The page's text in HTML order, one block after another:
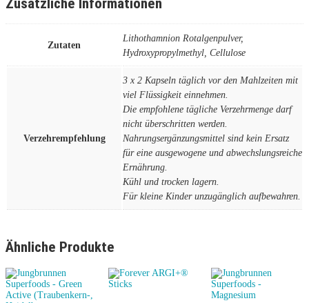
Zutaten
Lithothamnion Rotalgenpulver,
Hydroxypropylmethyl, Cellulose
Verzehrempfehlung
3 x 2 Kapseln täglich vor den Mahlzeiten mit
viel Flüssigkeit einnehmen.
Die empfohlene tägliche Verzehrmenge darf
nicht überschritten werden.
Nahrungsergänzungsmittel sind kein Ersatz
für eine ausgewogene und abwechslungsreiche
Ernährung.
Kühl und trocken lagern.
Für kleine Kinder unzugänglich aufbewahren.
Ähnliche Produkte